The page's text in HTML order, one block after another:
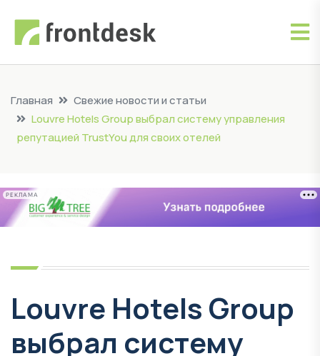
Главная
Свежие новости и статьи
Louvre Hotels Group выбрал систему управления
репутацией TrustYou для своих отелей
РЕКЛАМА
Louvre Hotels Group
выбрал систему